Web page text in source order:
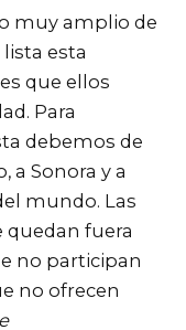
muy amplio de
lista esta
que ellos
Para
debemos de
a Sonora y a
mundo. Las
fuera
no participan
no ofrecen